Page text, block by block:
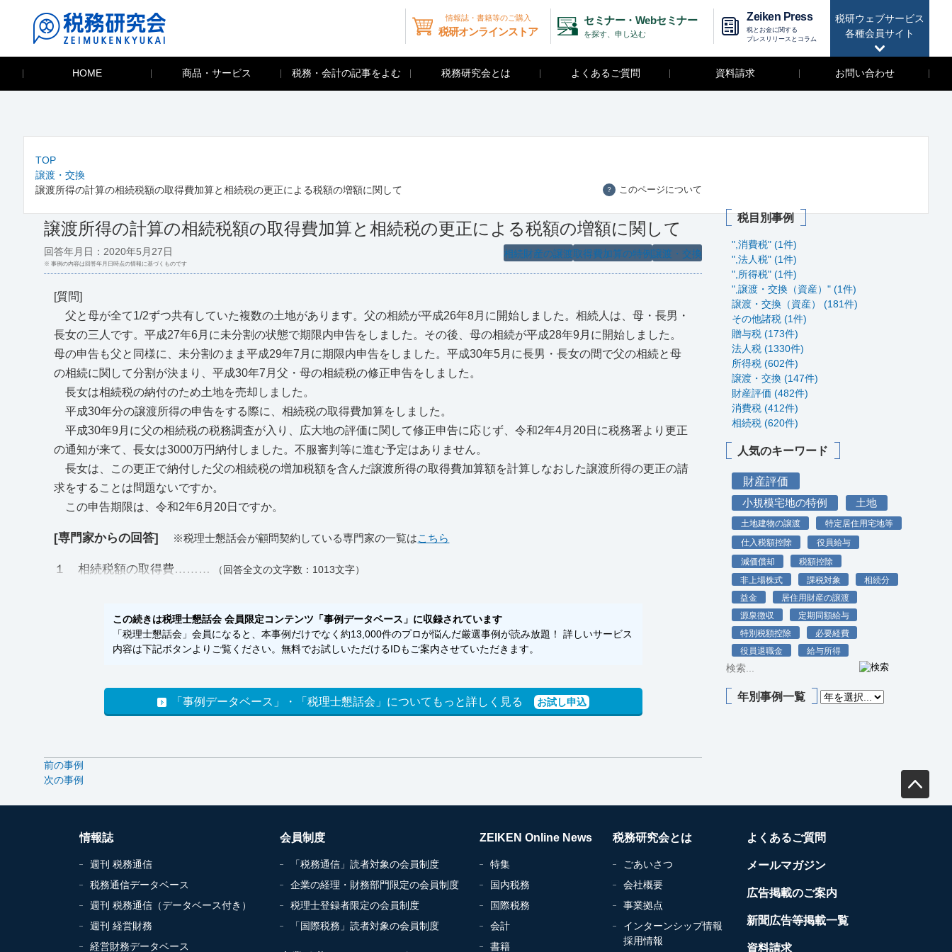
税研ウェブサービス
各種会員サイト
情報誌・書籍等のご購入
税研オンラインストア
セミナー・Webセミナー
を探す、申し込む
Zeiken Press
税とお金に関する
プレスリリースとコラム
HOME 商品・サービス 税務・会計の記事をよむ 税務研究会とは よくあるご質問 資料請求 お問い合わせ
TOP
譲渡・交換
譲渡所得の計算の相続税額の取得費加算と相続税の更正による税額の増額に関して
？ このページについて
譲渡所得の計算の相続税額の取得費加算と相続税の更正による税額の増額に関して
譲渡・交換
取得費加算の特例
相続財産の譲渡
回答年月日：2020年5月27日
※ 事例の内容は回答年月日時点の情報に基づくものです
[質問]
父と母が全て1/2ずつ共有していた複数の土地があります。父の相続が平成26年8月に開始しました。相続人は、母・長男・
長女の三人です。平成27年6月に未分割の状態で期限内申告をしました。その後、母の相続が平成28年9月に開始しました。
母の申告も父と同様に、未分割のまま平成29年7月に期限内申告をしました。平成30年5月に長男・長女の間で父の相続と母
の相続に関して分割が決まり、平成30年7月父・母の相続税の修正申告をしました。
長女は相続税の納付のため土地を売却しました。
平成30年分の譲渡所得の申告をする際に、相続税の取得費加算をしました。
平成30年9月に父の相続税の税務調査が入り、広大地の評価に関して修正申告に応じず、令和2年4月20日に税務署より更正
の通知が来て、長女は3000万円納付しました。不服審判等に進む予定はありません。
長女は、この更正で納付した父の相続税の増加税額を含んだ譲渡所得の取得費加算額を計算しなおした譲渡所得の更正の請
求をすることは問題ないですか。
この申告期限は、令和2年6月20日ですか。
[専門家からの回答] ※税理士懇話会が顧問契約している専門家の一覧はこちら
１ 相続税額の取得費……… （回答全文の文字数：1013文字）
この続きは税理士懇話会 会員限定コンテンツ「事例データベース」に収録されています
「税理士懇話会」会員になると、本事例だけでなく約13,000件のプロが悩んだ厳選事例が読み放題！ 詳しいサービス
内容は下記ボタンよりご覧ください。無料でお試しいただけるIDもご案内させていただきます。
「事例データベース」・「税理士懇話会」についてもっと詳しく見る お試し申込
前の事例
次の事例
税目別事例
",消費税" (1件)
",法人税" (1件)
",所得税" (1件)
",譲渡・交換（資産）" (1件)
譲渡・交換（資産） (181件)
その他諸税 (1件)
贈与税 (173件)
法人税 (1330件)
所得税 (602件)
譲渡・交換 (147件)
財産評価 (482件)
消費税 (412件)
相続税 (620件)
人気のキーワード
財産評価
小規模宅地の特例 土地
土地建物の譲渡
特定居住用宅地等
仕入税額控除
役員給与
減価償却
税額控除
非上場株式
課税対象
相続分
益金
居住用財産の譲渡
源泉徴収
定期同額給与
特別税額控除
必要経費
役員退職金
給与所得
年別事例一覧
情報誌
週刊 税務通信
税務通信データベース
週刊 税務通信（データベース付き）
週刊 経営財務
経営財務データベース
会員制度
「税務通信」読者対象の会員制度
企業の経理・財務部門限定の会員制度
税理士登録者限定の会員制度
「国際税務」読者対象の会員制度
ZEIKEN Online News
特集
国内税務
国際税務
会計
書籍
税務研究会とは
ごあいさつ
会社概要
事業拠点
インターンシップ情報
採用情報
よくあるご質問
メールマガジン
広告掲載のご案内
新聞広告等掲載一覧
資料請求